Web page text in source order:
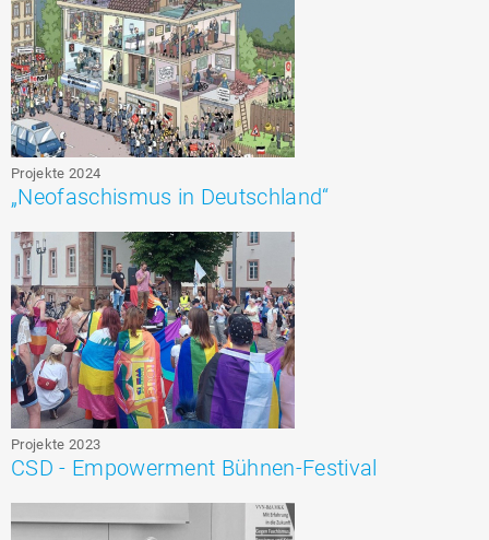
Projekte 2024
„Neofaschismus in Deutschland“
Projekte 2023
CSD - Empowerment Bühnen-Festival